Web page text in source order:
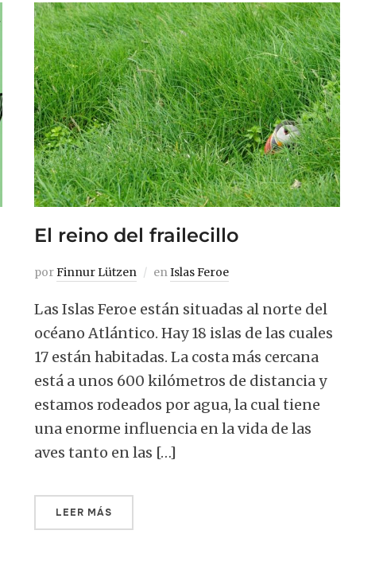
El reino del frailecillo
porFinnur Lützen enIslas Feroe
Las Islas Feroe están situadas al norte del
océano Atlántico. Hay 18 islas de las cuales
17 están habitadas. La costa más cercana
está a unos 600 kilómetros de distancia y
estamos rodeados por agua, la cual tiene
una enorme influencia en la vida de las
aves tanto en las […]
LEER MÁS